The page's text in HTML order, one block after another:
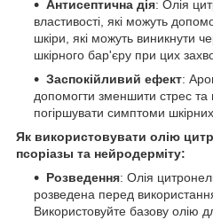
Антисептична дія: Олія
властивості, які можуть
шкіри, які можуть виникнути
шкірного бар'єру при цих
Заспокійливий ефект:
допомогти зменшити стрес та
погіршувати симптоми
Як використовувати олію
псоріазы та нейродерміту:
Розведення: Олія
розведена перед
Використовуйте базову олію